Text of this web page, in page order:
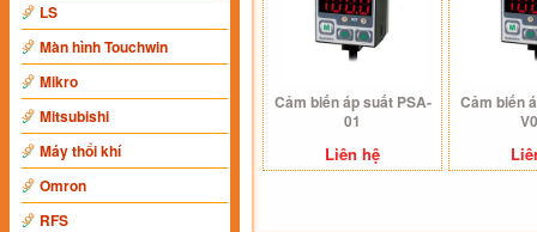
LS
Màn hình Touchwin
Mikro
Mitsubishi
Máy thổi khí
Omron
RFS
Cảm biến áp suất PSA-
01
Liên hệ
Cảm biến